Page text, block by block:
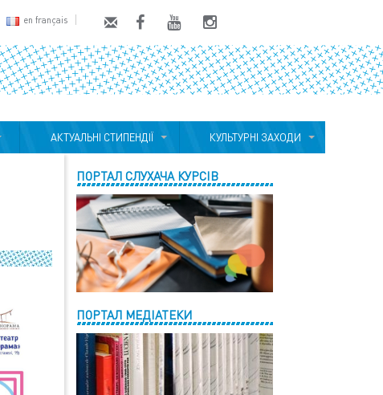
en français
АКТУАЛЬНІ СТИПЕНДІЇ КУЛЬТУРНІ ЗАХОДИ
ПОРТАЛ СЛУХАЧА КУРСІВ
ПОРТАЛ МЕДІАТЕКИ